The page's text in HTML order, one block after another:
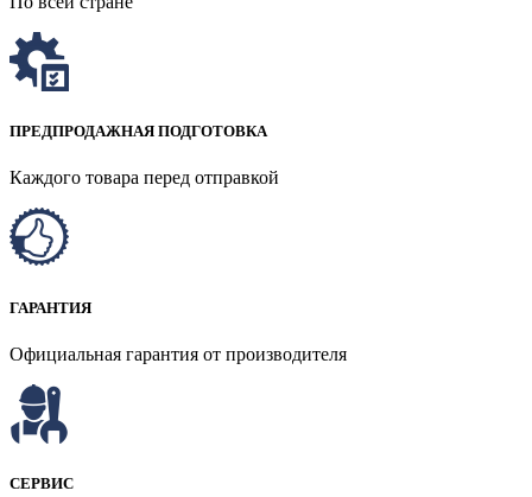
ПРЕДПРОДАЖНАЯ ПОДГОТОВКА
Каждого товара перед отправкой
ГАРАНТИЯ
Официальная гарантия от производителя
СЕРВИС